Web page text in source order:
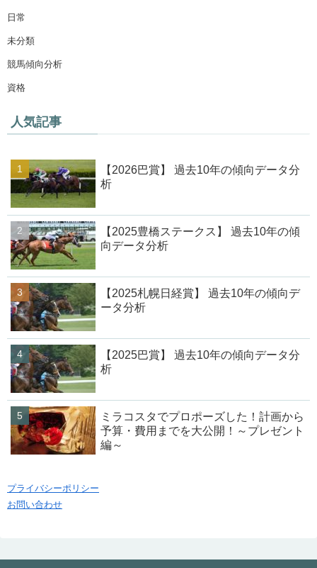
日常
未分類
競馬傾向分析
資格
人気記事
【2026巴賞】 過去10年の傾向データ分
析
【2025豊橋ステークス】 過去10年の傾
向データ分析
【2025札幌日経賞】 過去10年の傾向デ
ータ分析
【2025巴賞】 過去10年の傾向データ分
析
ミラコスタでプロポーズした！計画から
予算・費用までを大公開！～プレゼント
編～
プライバシーポリシー
お問い合わせ